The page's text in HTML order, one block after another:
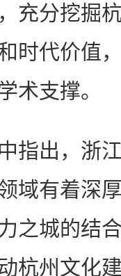
充分挖掘
时代价值
术支撑。
出，浙江
域有着深
之城的结
杭州文化